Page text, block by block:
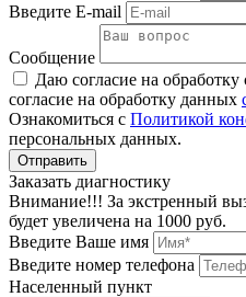
Введите E-mail
Сообщение
Даю согласие на обработку
согласие на обработку данных
Ознакомиться с Политикой
персональных данных.
Заказать диагностику
Внимание!!! За экстренный
будет увеличена на 1000 руб.
Введите Ваше имя
Введите номер телефона
Населенный пункт